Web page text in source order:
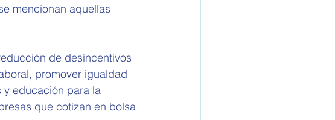
mencionan aquellas
de desincentivos
promover igualdad
y educación para la
que cotizan en bolsa